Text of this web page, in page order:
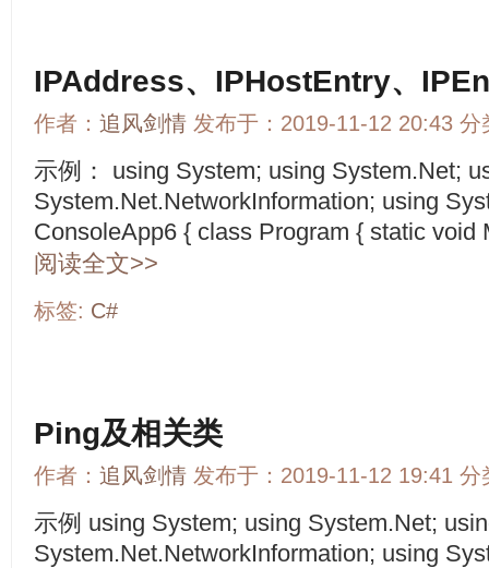
IPAddress、IPHostEntry、
作者： 追风剑情 发布于：2019-11-12 20:43 分
示例： using System; using System.Net;
System.Net.NetworkInformation; using
ConsoleApp6 { class Program { static void
阅读全文>>
标签: C#
Ping及相关类
作者： 追风剑情 发布于：2019-11-12 19:41 分
示例 using System; using System.Net;
System.Net.NetworkInformation; using